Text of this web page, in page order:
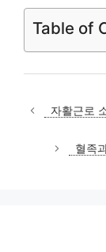
Table of
자활근로
혈족